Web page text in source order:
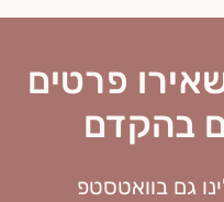
פרטים
בהקדם
גם בוואטסטפ